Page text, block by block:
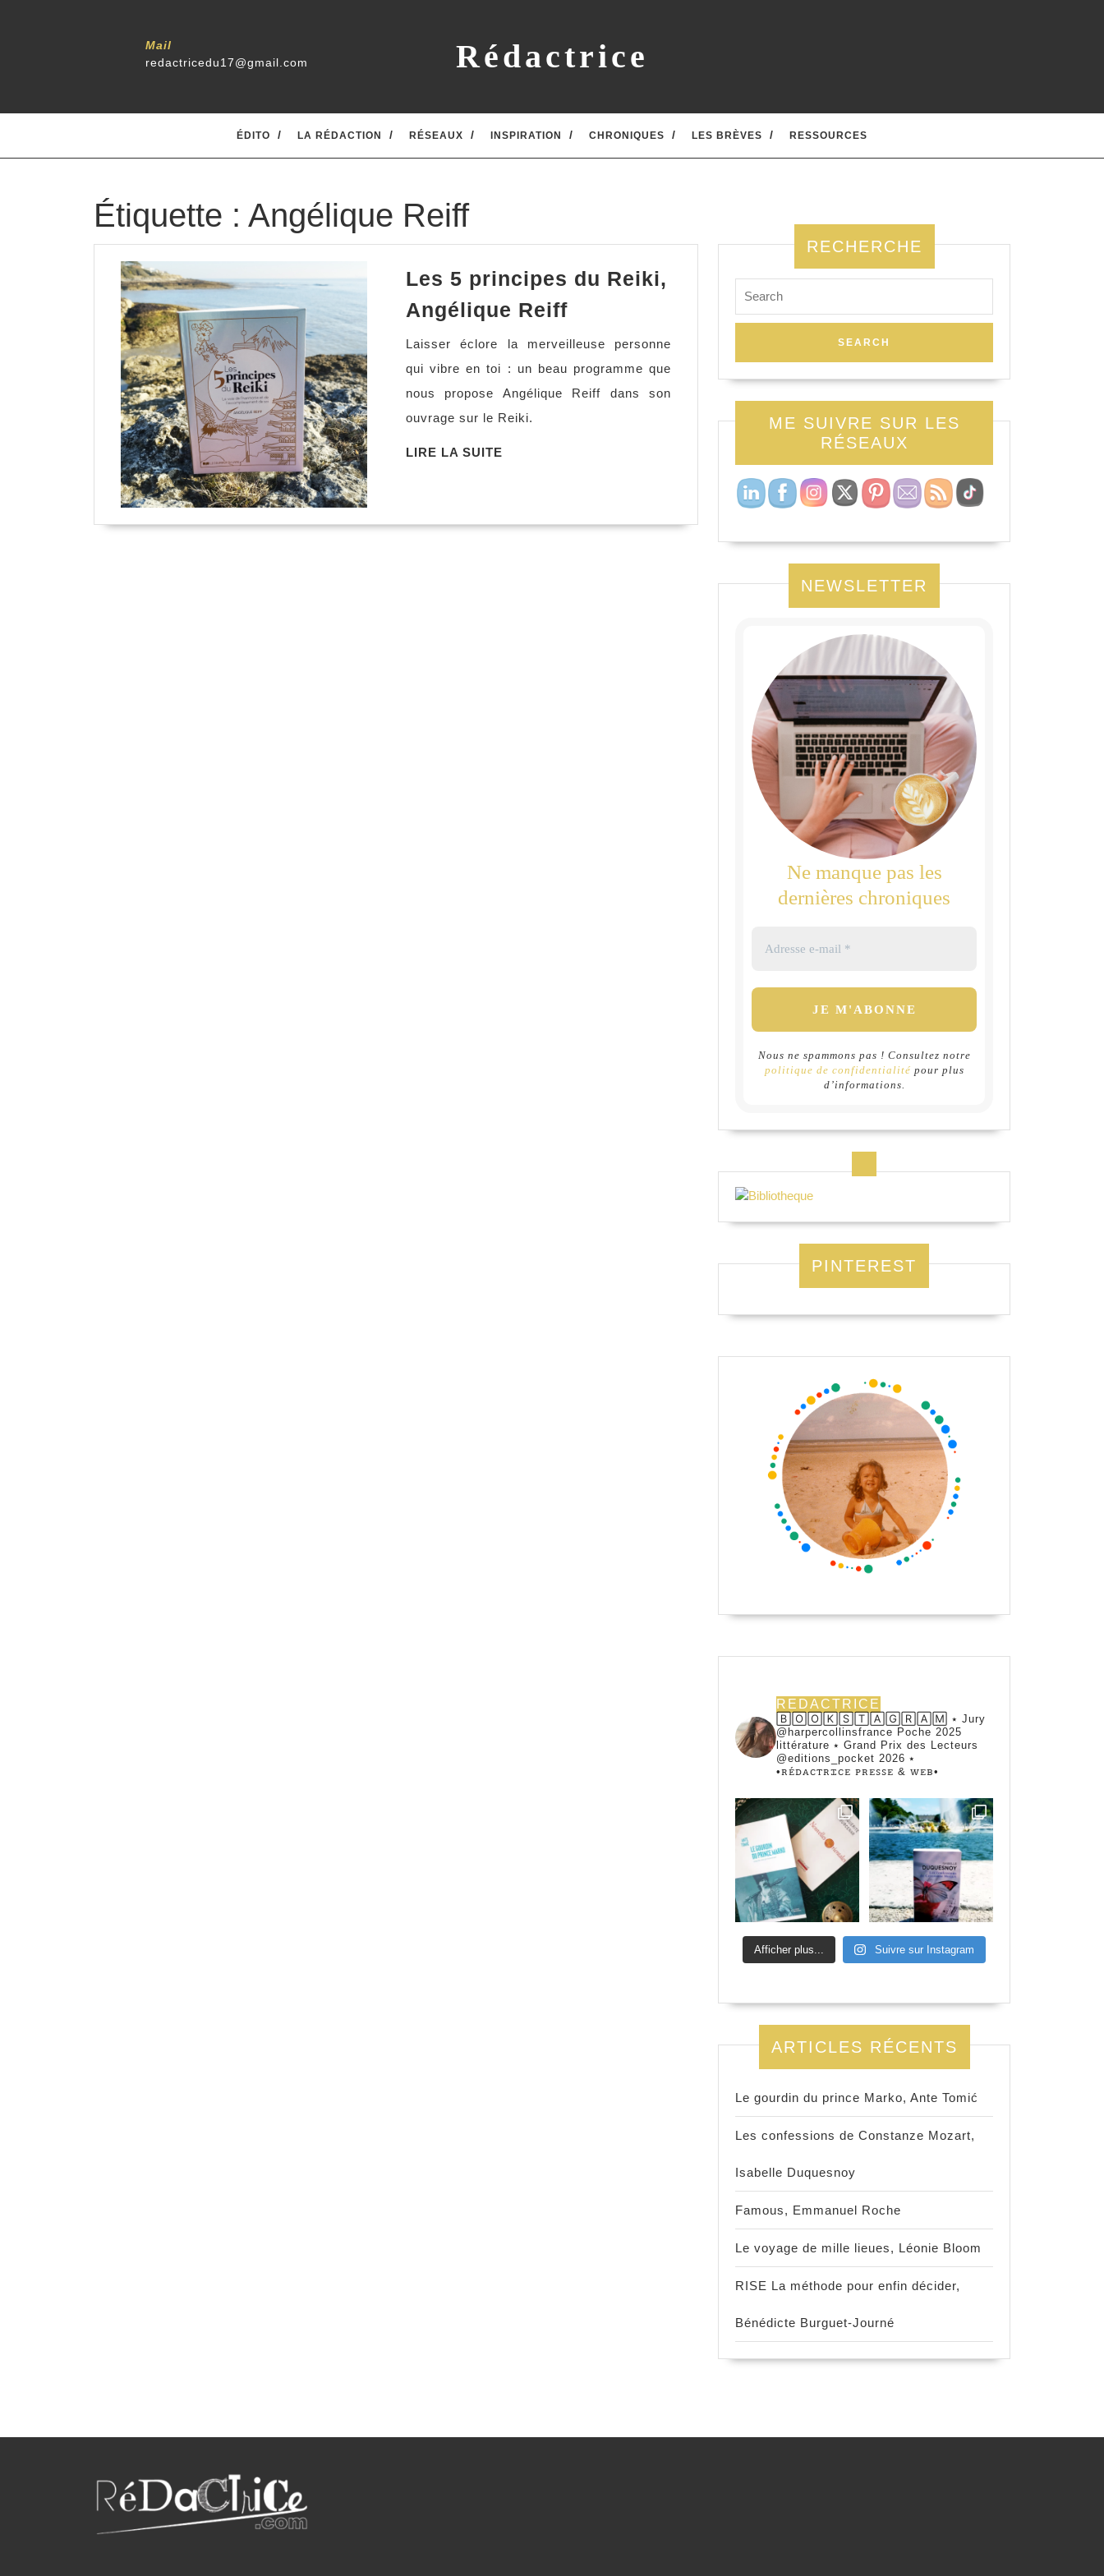
Mail
redactricedu17@gmail.com
Rédactrice
ÉDITO LA RÉDACTION RÉSEAUX INSPIRATION CHRONIQUES LES BRÈVES RESSOURCES
Étiquette : Angélique Reiff
Les 5 principes du Reiki,
Angélique ReiffLes
principes
du
Reiki,
Laisser éclore la merveilleuse personne
qui vibre en toi : un beau programme que
nous propose Angélique Reiff dans son
ouvrage sur le Reiki.
LIRE LA SUITE
RECHERCHE
for:
ME SUIVRE SUR LES
RÉSEAUX
NEWSLETTER
Ne manque pas les
dernières chroniques
Nous ne spammons pas ! Consultez notre
politique de confidentialité pour plus
d’informations.
PINTEREST
REDACTRICE
🄱🄾🄾🄺🅂🅃🄰🄶🅁🄰🄼 ⭑ Jury
@harpercollinsfrance Poche 2025
littérature ⭑ Grand Prix des Lecteurs
@editions_pocket 2026 ⭑
•ꭱꭼ́ꭰꭺꮯꭲꭱꮖꮯꭼ ꮲꭱꭼꮪꮪꭼ & ꮃꭼᏼ•
Afficher plus... Suivre sur Instagram
ARTICLES RÉCENTS
Le gourdin du prince Marko, Ante Tomić
Les confessions de Constanze Mozart,
Isabelle Duquesnoy
Famous, Emmanuel Roche
Le voyage de mille lieues, Léonie Bloom
RISE La méthode pour enfin décider,
Bénédicte Burguet-Journé